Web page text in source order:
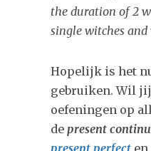
the duration of 2
single witches and
Hopelijk is het
gebruiken. Wil jij
oefeningen op
de present
present perfect en